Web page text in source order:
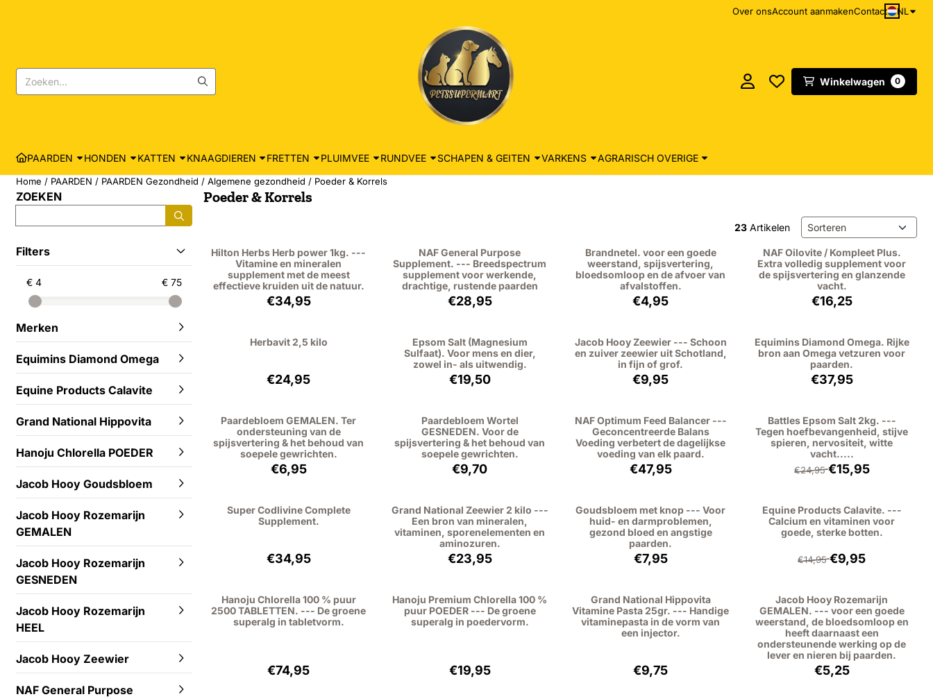
Over onsAccount aanmakenContact NL
Zoeken
Winkelwagen 0
PAARDEN HONDEN KATTEN KNAAGDIEREN FRETTEN PLUIMVEE RUNDVEE SCHAPEN & GEITEN VARKENS AGRARISCH OVERIGE
Home / PAARDEN / PAARDEN Gezondheid / Algemene gezondheid / Poeder & Korrels
ZOEKEN
Filters
€ 4 € 75
Merken
Equimins Diamond Omega
Equine Products Calavite
Grand National Hippovita
Hanoju Chlorella POEDER
Jacob Hooy Goudsbloem
Jacob Hooy Rozemarijn
GEMALEN
Jacob Hooy Rozemarijn
GESNEDEN
Jacob Hooy Rozemarijn
HEEL
Jacob Hooy Zeewier
NAF General Purpose
Poeder & Korrels
23Artikelen Sorteermethode
Hilton Herbs Herb power 1kg. ---
Vitamine en mineralen
supplement met de meest
effectieve kruiden uit de natuur.
Prijs: 34,95, exclusief btw: 28,88
€34,95
NAF General Purpose
Supplement. --- Breedspectrum
supplement voor werkende,
drachtige, rustende paarden
Prijs: 28,95, exclusief btw: 23,93
€28,95
Brandnetel. voor een goede
weerstand, spijsvertering,
bloedsomloop en de afvoer van
afvalstoffen.
Prijs: 4,95, exclusief btw: 4,54
€4,95
NAF Oilovite / Kompleet Plus.
Extra volledig supplement voor
de spijsvertering en glanzende
vacht.
Prijs: 16,25, exclusief
€16,25
Herbavit 2,5 kilo
Prijs: 24,95, exclusief btw: 22,89
€24,95
Epsom Salt (Magnesium
Sulfaat). Voor mens en dier,
zowel in- als uitwendig.
Prijs: 19,50, exclusief btw: 17,89
€19,50
Jacob Hooy Zeewier --- Schoon
en zuiver zeewier uit Schotland,
in fijn of grof.
Prijs: 9,95, exclusief btw: 9,13
€9,95
Equimins Diamond Omega. Rijke
bron aan Omega vetzuren voor
paarden.
Prijs: 37,95, exclusief
€37,95
Paardebloem GEMALEN. Ter
ondersteuning van de
spijsvertering & het behoud van
soepele gewrichten.
Prijs: 6,95, exclusief btw: 6,38
€6,95
Paardebloem Wortel
GESNEDEN. Voor de
spijsvertering & het behoud van
soepele gewrichten.
Prijs: 9,70, exclusief btw: 8,90
€9,70
NAF Optimum Feed Balancer ---
Geconcentreerde Balans
Voeding verbetert de dagelijkse
voeding van elk paard.
Prijs: 47,95, exclusief btw: 39,63
€47,95
Battles Epsom Salt 2kg. ---
Tegen hoefbevangenheid, stijve
spieren, nervositeit, witte
vacht.....
Van 24,95 voor
€24,95€15,95
Super Codlivine Complete
Supplement.
Prijs: 34,95, exclusief btw: 32,06
€34,95
Grand National Zeewier 2 kilo ---
Een bron van mineralen,
vitaminen, sporenelementen en
aminozuren.
Prijs: 23,95, exclusief btw: 21,97
€23,95
Goudsbloem met knop --- Voor
huid- en darmproblemen,
gezond bloed en angstige
paarden.
Prijs: 7,95, exclusief btw: 7,29
€7,95
Equine Products Calavite. ---
Calcium en vitaminen voor
goede, sterke botten.
Van 14,95 voor 9,95,
€14,95€9,95
Hanoju Chlorella 100 % puur
2500 TABLETTEN. --- De groene
superalg in tabletvorm.
Prijs: 74,95, exclusief btw: 68,76
€74,95
Hanoju Premium Chlorella 100 %
puur POEDER --- De groene
superalg in poedervorm.
Prijs: 19,95, exclusief btw: 18,30
€19,95
Grand National Hippovita
Vitamine Pasta 25gr. --- Handige
vitaminepasta in de vorm van
een injector.
Prijs: 9,75, exclusief btw: 8,95
€9,75
Jacob Hooy Rozemarijn
GEMALEN. --- voor een goede
weerstand, de bloedsomloop en
heeft daarnaast een
ondersteunende werking op de
lever en nieren bij paarden.
Prijs: 5,25, exclusief
€5,25